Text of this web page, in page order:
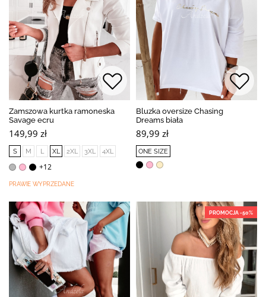
Zamszowa kurtka ramoneska
Savage ecru
149,99 zł
S M L XL 2XL 3XL 4XL
+12
PRAWIE WYPRZEDANE
Bluzka oversize Chasing
Dreams biała
89,99 zł
ONE SIZE
PROMOCJA -50%